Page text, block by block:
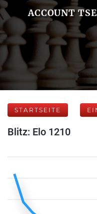
ACCOUNT
STARTSEITE
Blitz: Elo 1210